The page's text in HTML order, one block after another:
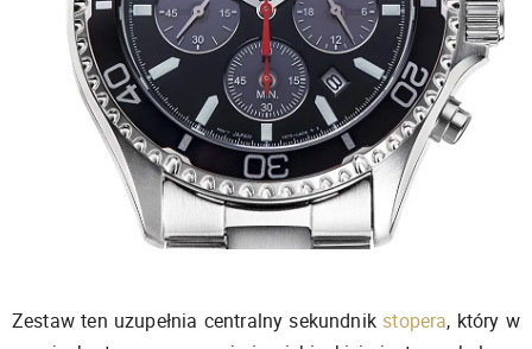
Zestaw ten uzupełnia centralny sekundnik stopera, który w